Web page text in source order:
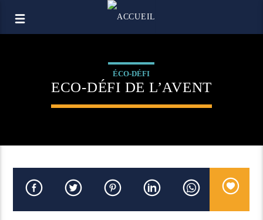
ÉCO-DÉFI
ECO-DÉFI DE L’AVENT